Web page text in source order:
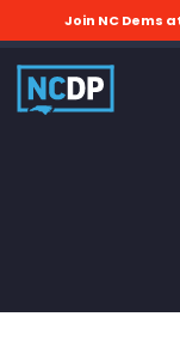
Join NC Dems